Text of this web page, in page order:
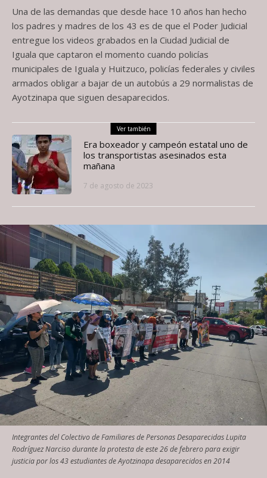
Una de las demandas que desde hace 10 años han hecho
los padres y madres de los 43 es de que el Poder Judicial
entregue los videos grabados en la Ciudad Judicial de
Iguala que captaron el momento cuando policías
municipales de Iguala y Huitzuco, policías federales y civiles
armados obligar a bajar de un autobús a 29 normalistas de
Ayotzinapa que siguen desaparecidos.
Ver también
Era boxeador y campeón estatal uno de
los transportistas asesinados esta
mañana
7 de agosto de 2023
Integrantes del Colectivo de Familiares de Personas Desaparecidas Lupita
Rodríguez Narciso durante la protesta de este 26 de febrero para exigir
justicia por los 43 estudiantes de Ayotzinapa desaparecidos en 2014